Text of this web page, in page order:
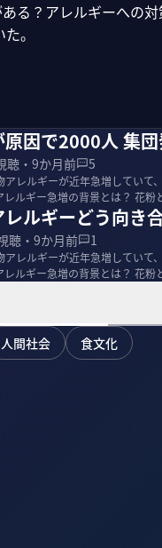
る？アレルギーへの
。
原因で2000人 集
聴・ 9か月前 5
アレルギーが近年急増していて
レルギー急増の背景とは？ 花
とは...ルギーどう向き
聴・ 9か月前 1
アレルギーが近年急増していて
レルギー急増の背景とは？ 花
人間社会 食文化